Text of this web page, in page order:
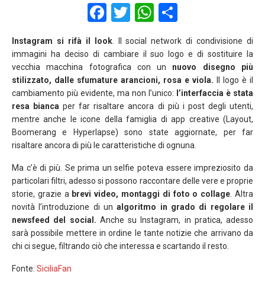
F
a
ce
b
o
o
k
T
wi
tt
er
W
at
s
A
p
p
h
ar
e
Instagram si rifà il look. Il social network di condivisione di
immagini ha deciso di cambiare il suo logo e di sostituire la
vecchia macchina fotografica con un nuovo disegno più
stilizzato, dalle sfumature arancioni, rosa e viola. ll logo è il
cambiamento più evidente, ma non l’unico: l’interfaccia è stata
resa bianca per far risaltare ancora di più i post degli utenti,
mentre anche le icone della famiglia di app creative (Layout,
Boomerang e Hyperlapse) sono state aggiornate, per far
risaltare ancora di più le caratteristiche di ognuna.
Ma c’è di più. Se prima un selfie poteva essere impreziosito da
particolari filtri, adesso si possono raccontare delle vere e proprie
storie, grazie a brevi video, montaggi di foto o collage . Altra
novità l’introduzione di unalgoritmo in grado di regolare il
newsfeed del social. Anche su Instagram, in pratica, adesso
sarà possibile mettere in ordine le tante notizie che arrivano da
chi ci segue, filtrando ciò che interessa e scartando il resto.
Fonte: SiciliaFan